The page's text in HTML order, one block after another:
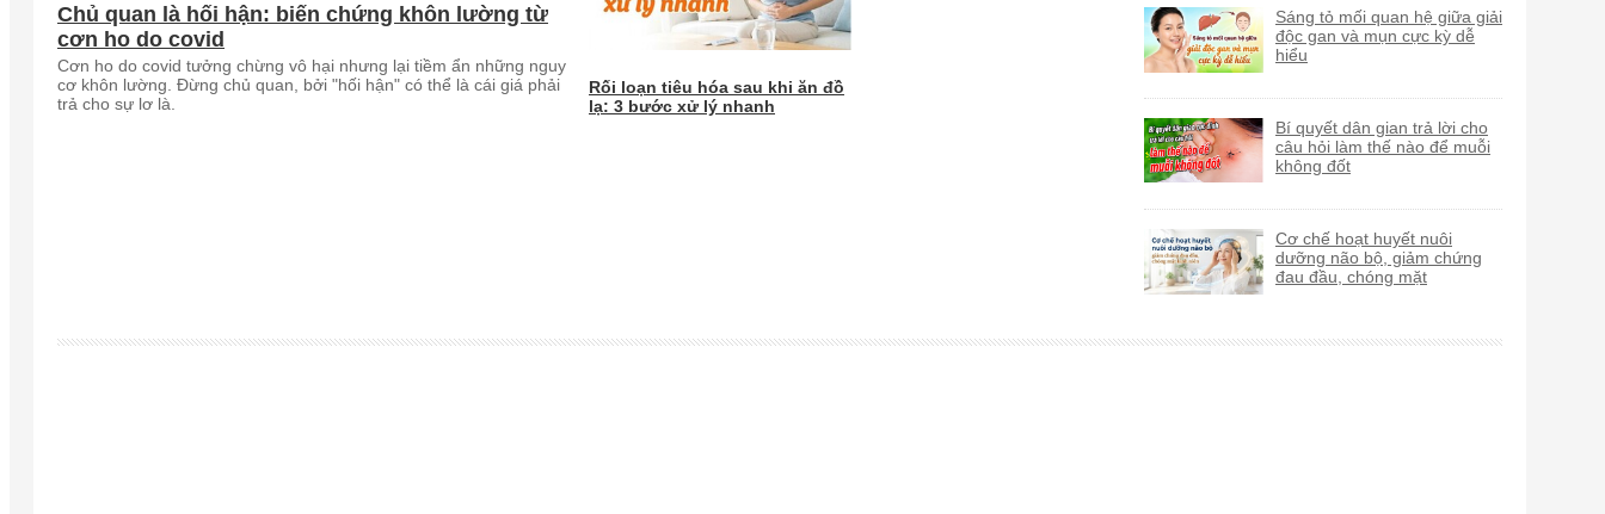
Chủ quan là hối hận: biến chứng khôn lường từ
cơn ho do covid
Cơn ho do covid tưởng chừng vô hại nhưng lại tiềm ẩn những nguy
cơ khôn lường. Đừng chủ quan, bởi "hối hận" có thể là cái giá phải
trả cho sự lơ là.
Rối loạn tiêu hóa sau khi ăn đồ
lạ: 3 bước xử lý nhanh
Sáng tỏ mối quan hệ giữa giải
độc gan và mụn cực kỳ dễ
hiểu
Bí quyết dân gian trả lời cho
câu hỏi làm thế nào để muỗi
không đốt
Cơ chế hoạt huyết nuôi
dưỡng não bộ, giảm chứng
đau đầu, chóng mặt